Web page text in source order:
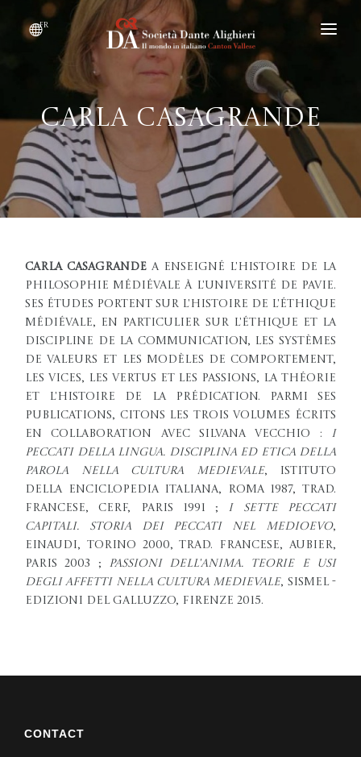
fr
DEVENIR MEMBRE
QUI SOMMES-NOUS ?
ÉVÉNEMENTS
CONVENTIONS
Carla Casagrande
Carla Casagrande a enseigné l'Histoire de la
philosophie médiévale à l'Université de Pavie.
Ses études portent sur l'histoire de l'éthique
médiévale, en particulier sur l'éthique et la
discipline de la communication, les systèmes
de valeurs et les modèles de comportement,
les vices, les vertus et les passions, la théorie
et l'histoire de la prédication. Parmi ses
publications, citons les trois volumes écrits
en collaboration avec Silvana Vecchio : I
peccati della lingua. Disciplina ed etica della
parola nella cultura medievale, Istituto
della Enciclopedia Italiana, Roma 1987, trad.
francese, Cerf, Paris 1991 ; I sette peccati
capitali. Storia dei peccati nel Medioevo,
Einaudi, Torino 2000, trad. francese, Aubier,
Paris 2003 ; Passioni dell'anima. Teorie e usi
degli affetti nella cultura medievale, SISMEL -
Edizioni del Galluzzo, Firenze 2015.
CONTACT